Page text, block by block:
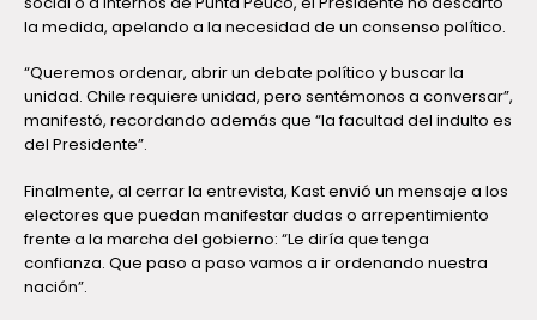
la medida, apelando a la necesidad de un consenso político.
“Queremos ordenar, abrir un debate político y buscar la
unidad. Chile requiere unidad, pero sentémonos a conversar”,
manifestó, recordando además que “la facultad del indulto es
del Presidente”.
Finalmente, al cerrar la entrevista, Kast envió un mensaje a los
electores que puedan manifestar dudas o arrepentimiento
frente a la marcha del gobierno: “Le diría que tenga
confianza. Que paso a paso vamos a ir ordenando nuestra
nación”.